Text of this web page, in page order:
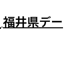
福井県デー